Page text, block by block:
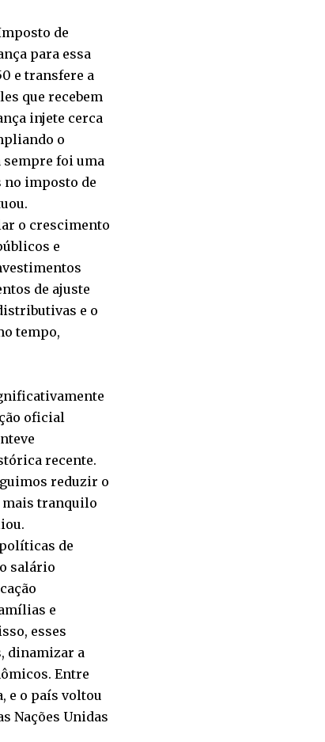
de
para essa
e transfere a
que recebem
injete cerca
o
foi uma
no imposto de
o crescimento
e
de ajuste
e o
tempo,
oficial
recente.
reduzir o
tranquilo
de
salário
e
esses
dinamizar a
Entre
e o país voltou
Nações Unidas